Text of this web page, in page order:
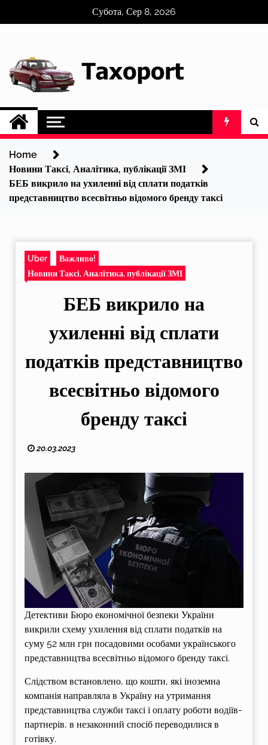
Субота, Сер 8, 2026
Home
Новини Таксі, Аналітика, публікації ЗМІ
БЕБ викрило на ухиленні від сплати податків
представництво всесвітньо відомого бренду таксі
Uber
Важливо!
Новини Таксі, Аналітика, публікації ЗМІ
БЕБ викрило на
ухиленні від сплати
податків представництво
всесвітньо відомого
бренду таксі
20.03.2023
Детективи Бюро економічної безпеки України
викрили схему ухилення від сплати податків на
суму 52 млн грн посадовими особами українського
представництва всесвітньо відомого бренду таксі.
Слідством встановлено, що кошти, які іноземна
компанія направляла в Україну на утримання
представництва служби таксі і оплату роботи водіїв-
партнерів, в незаконний спосіб переводилися в
готівку.